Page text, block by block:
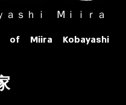
ｓｈｉ Ⅿｉｉｒａ​
of Miira Kobayashi